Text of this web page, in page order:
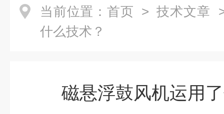
当前位置： 首页 > 技术文章
什么技术？
磁悬浮鼓风机运用